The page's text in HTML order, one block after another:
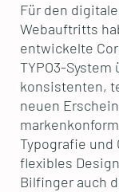
Für den
Webauftritts
entwickelte
TYPO3-
konsistenten,
neuen
Typografie
flexibles
Bilfinger auch